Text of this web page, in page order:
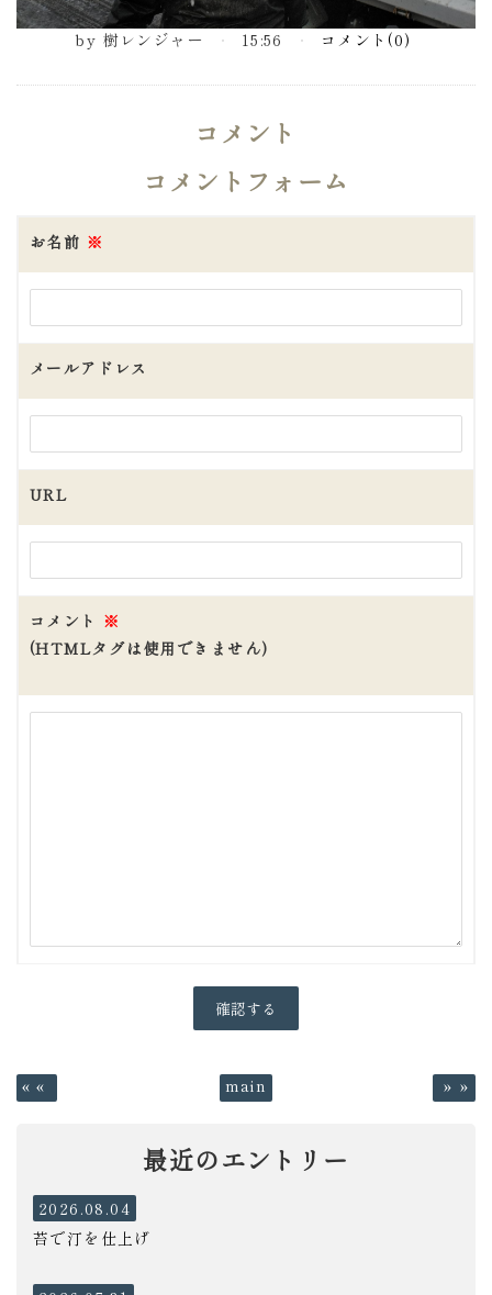
by 樹レンジャー 15:56 コメント(0)
コメント
コメントフォーム
お名前 ※
メールアドレス
URL
コメント ※
(HTMLタグは使用できません)
« main »
最近のエントリー
2026.08.04
苔で汀を仕上げ